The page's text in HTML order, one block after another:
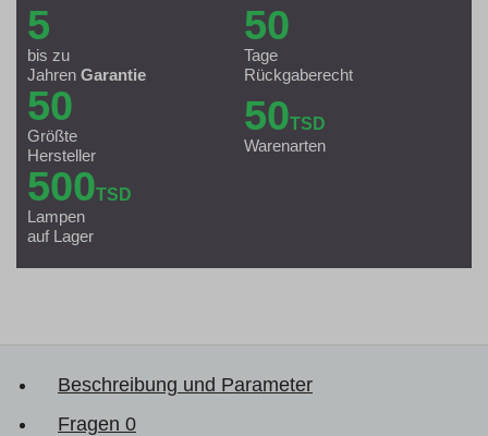
5
bis zu
Jahren Garantie
50
Tage
Rückgaberecht
50
Größte
Hersteller
50TSD
Warenarten
500TSD
Lampen
auf Lager
Beschreibung und Parameter
Fragen 0